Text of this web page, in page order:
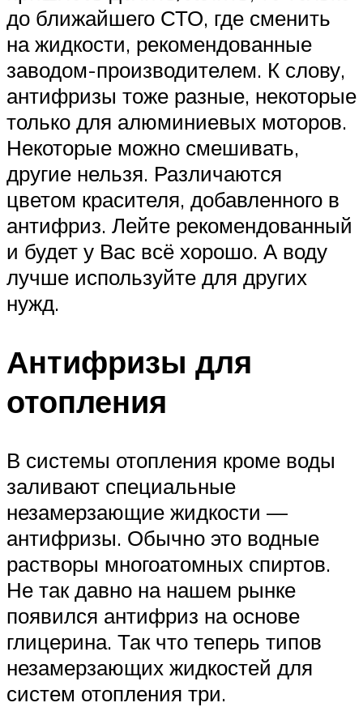
до ближайшего СТО, где сменить
на жидкости, рекомендованные
заводом-производителем. К слову,
антифризы тоже разные, некоторые
только для алюминиевых моторов.
Некоторые можно смешивать,
другие нельзя. Различаются
цветом красителя, добавленного в
антифриз. Лейте рекомендованный
и будет у Вас всё хорошо. А воду
лучше используйте для других
нужд.
Антифризы для
отопления
В системы отопления кроме воды
заливают специальные
незамерзающие жидкости —
антифризы. Обычно это водные
растворы многоатомных спиртов.
Не так давно на нашем рынке
появился антифриз на основе
глицерина. Так что теперь типов
незамерзающих жидкостей для
систем отопления три.